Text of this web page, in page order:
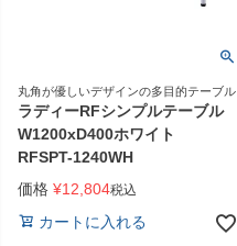
丸角が優しいデザインの多目的テーブル
ラディーRFシンプルテーブル
W1200xD400ホワイト
RFSPT-1240WH
価格 ¥12,804税込
カートに入れる